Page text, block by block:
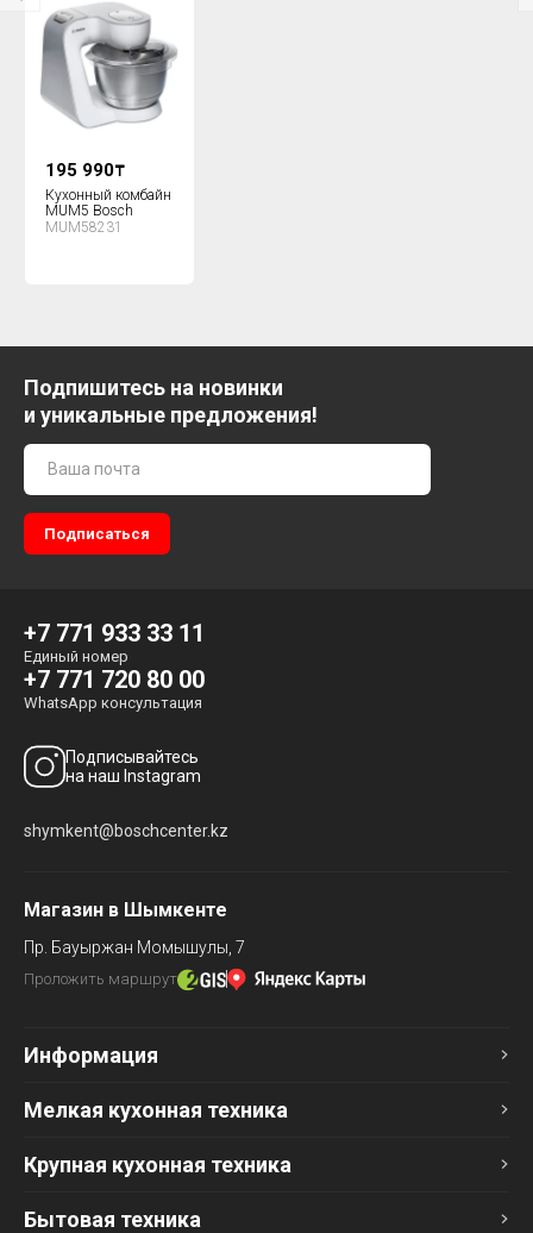
195 990₸
Кухонный комбайн
MUM5 Bosch
MUM58231
Подпишитесь на новинки
и уникальные предложения!
+7 771 933 33 11
Единый номер
+7 771 720 80 00
WhatsApp консультация
Подписывайтесь
на наш Instagram
shymkent@boschcenter.kz
Магазин в Шымкенте
Пр. Бауыржан Момышулы, 7
Проложить маршрут
Информация
Мелкая кухонная техника
Крупная кухонная техника
Бытовая техника